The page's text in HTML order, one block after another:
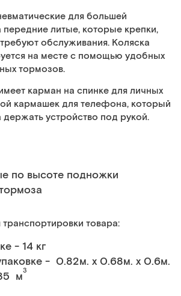
для большей
передние литые, которые крепки,
обслуживания. Коляска
на месте с помощью удобных
тормозов.
карман на спинке для личных
кармашек для телефона, который
держать устройство под рукой.
по высоте подножки
товара:
- 14 кг
- 0.82м. x 0.68м. x 0.6м.
м3